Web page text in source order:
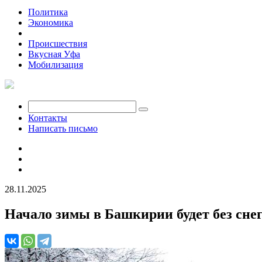
Политика
Экономика
Происшествия
Вкусная Уфа
Мобилизация
Контакты
Написать письмо
28.11.2025
Начало зимы в Башкирии будет без